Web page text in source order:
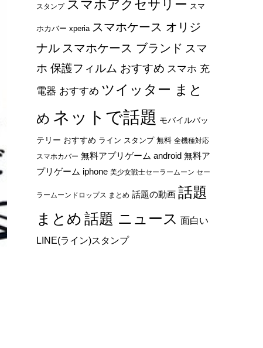
スタンプ スマホアクセサリー スマ
ホカバー xperia スマホケース オリジ
ナル スマホケース ブランド スマ
ホ 保護フィルム おすすめ スマホ 充
電器 おすすめ ツイッター まと
め ネットで話題 モバイルバッ
テリー おすすめ ライン スタンプ 無料 全機種対応
スマホカバー 無料アプリゲーム android 無料ア
プリゲーム iphone 美少女戦士セーラームーン セー
ラームーンドロップス まとめ 話題の動画 話題
まとめ 話題 ニュース 面白い
LINE(ライン)スタンプ